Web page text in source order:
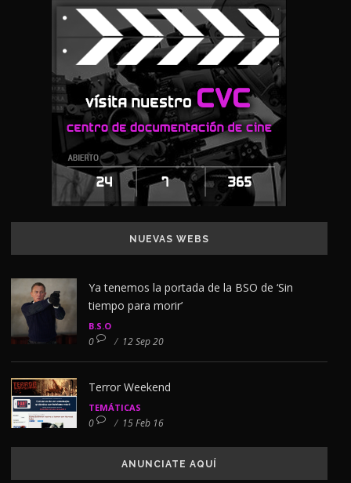
NUEVAS WEBS
Ya tenemos la portada de la BSO de ‘Sin
tiempo para morir’
B.S.O
0 / 12 Sep 20
Terror Weekend
TEMÁTICAS
0 / 15 Feb 16
ANUNCIATE AQUÍ